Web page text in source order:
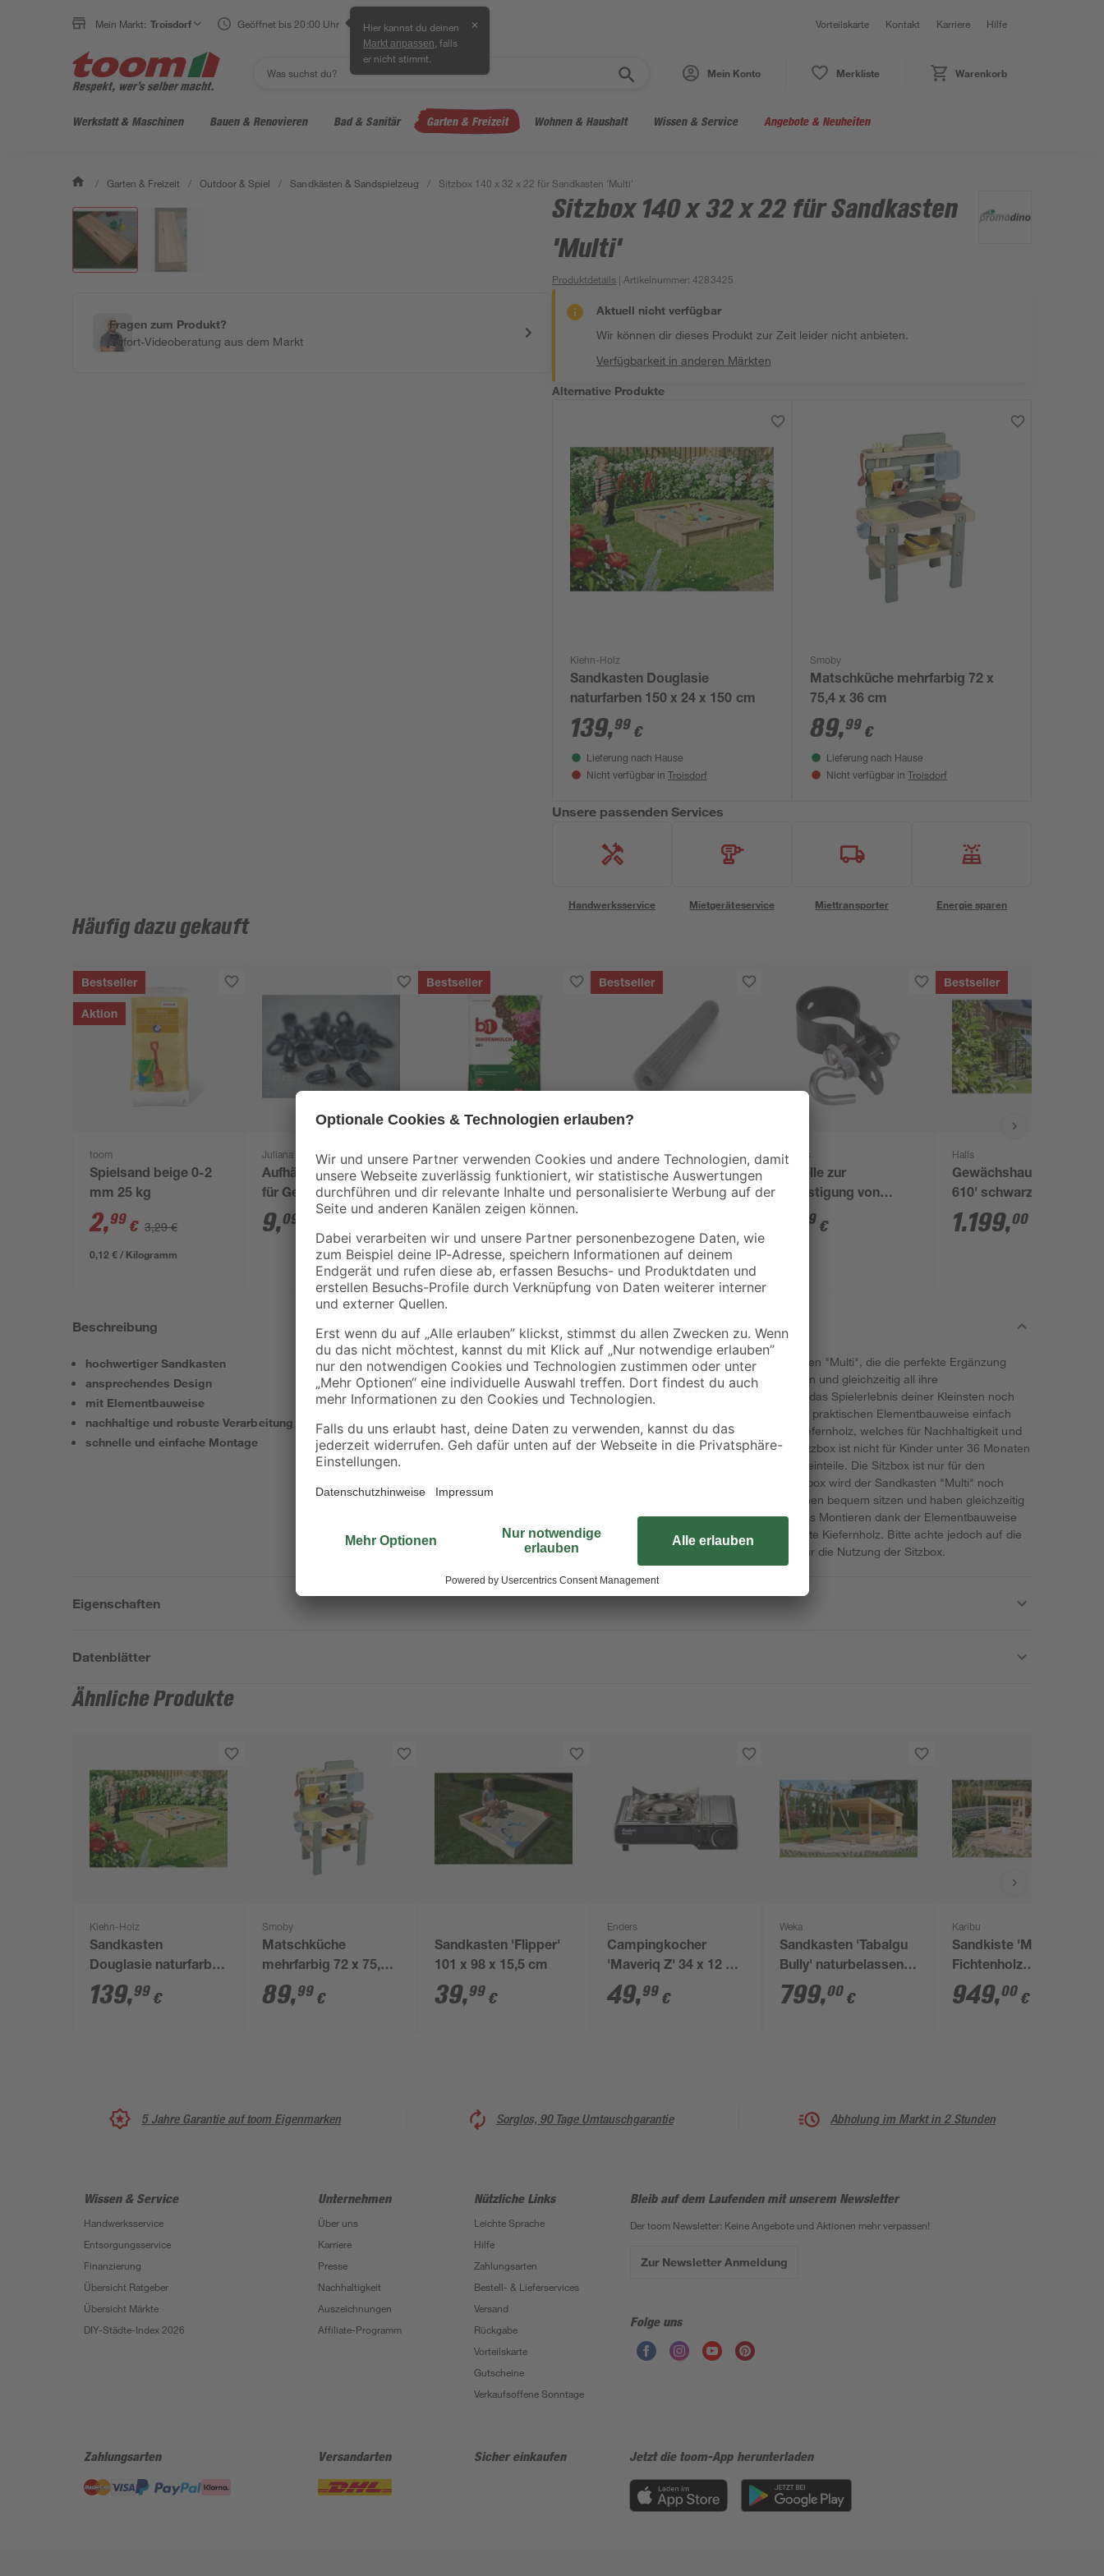
Mein Markt: Troisdorf Geöffnet bis 20:00 Uhr Hier kannst du deinen
Markt anpassen , falls
er nicht stimmt.
✕ Vorteilskarte Kontakt Karriere Hilfe
Mein Konto Merkliste Warenkorb
Werkstatt & Maschinen Bauen & Renovieren Bad & Sanitär Garten & Freizeit Wohnen & Haushalt Wissen & Service Angebote & Neuheiten
/ Garten & Freizeit / Outdoor & Spiel / Sandkästen & Sandspielzeug / Sitzbox 140 x 32 x 22 für Sandkasten 'Multi'
Fragen zum Produkt?
Sofort-Videoberatung aus dem Markt
Sitzbox 140 x 32 x 22 für Sandkasten
'Multi'
Produktdetails | Artikelnummer:4283425
Aktuell nicht verfügbar
Wir können dir dieses Produkt zur Zeit leider nicht anbieten.
Verfügbarkeit in anderen Märkten
Alternative Produkte
Kiehn-Holz
Sandkasten Douglasie
naturfarben 150 x 24 x 150 cm
139,99 €
Lieferung nach Hause
Nicht verfügbar in Troisdorf
Smoby
Matschküche mehrfarbig 72 x
75,4 x 36 cm
89,99 €
Lieferung nach Hause
Nicht verfügbar in Troisdorf
Unsere passenden Services
Handwerksservice Mietgeräteservice Miettransporter Energie sparen
Häufig dazu gekauft
Bestseller
Aktion
toom
Spielsand beige 0-2
mm 25 kg
2,99 € 3,29 €
0,12 € / Kilogramm
Juliana
Aufhängevorrichtungen
für Gewächshäuser
schwarz 20 Stück
9,09
Bestseller
B1
Rindenmulch 0-40
mm 40 l
3,99
0,10 € / Liter
Bestseller
toom
Wühlmausgitter für
Hochbeete 2,1 x 1,1 m
15,99 € / Pack
Alberts
Schelle zur
Befestigung von
Geflechtspannstäben
anthrazit Ø 3,4 cm
79 €
Bestseller
Halls
Gewächshaus 'Qube
610' schwarz 188,8 x
312,6 cm mit 3 mm
Sicherheitsglas
1.199,00
Beschreibung
hochwertiger Sandkasten
ansprechendes Design
mit Elementbauweise
nachhaltige und robuste Verarbeitung
schnelle und einfache Montage
Entdecke die optionale Sitzbox für den Sandkasten "Multi", die die perfekte Ergänzung
darstellt. Hier können deine Kinder bequem sitzen und gleichzeitig all ihre
Sandkastenspielzeuge verstauen. Dadurch wird das Spielerlebnis deiner Kleinsten noch
weiter gesteigert. Die Sitzbox lässt sich dank der praktischen Elementbauweise einfach
montieren. Sie besteht aus FSC-zertifiziertem Kiefernholz, welches für Nachhaltigkeit und
Umweltfreundlichkeit steht. Bitte beachte: Die Sitzbox ist nicht für Kinder unter 36 Monaten
geeignet. Es besteht Erstickungsgefahr durch Kleinteile. Die Sitzbox ist nur für den
Hausgebrauch bestimmt. Mit der optionalen Sitzbox wird der Sandkasten "Multi" noch
komfortabler und funktionaler. Deine Kinder können bequem sitzen und haben gleichzeitig
all ihre Spielsachen griffbereit. Genieße einfaches Montieren dank der Elementbauweise
und vertraue auf das hochwertige FSC-zertifizierte Kiefernholz. Bitte achte jedoch auf die
Sicherheitshinweise und das empfohlene Alter für die Nutzung der Sitzbox.
Eigenschaften
Datenblätter
Ähnliche Produkte
Kiehn-Holz
Sandkasten
Douglasie naturfarben
150 x 24 x 150 cm
139,99 €
Smoby
Matschküche
mehrfarbig 72 x 75,4 x
36 cm
89,99 €
Sandkasten 'Flipper'
101 x 98 x 15,5 cm
39,99 €
Enders
Campingkocher
'Maveriq Z' 34 x 12 x
28 cm
49,99 €
Weka
Sandkasten 'Tabalgu
Bully' naturbelassen
214 x 173 x 270 cm
799,00 €
Karibu
Sandkiste 'Max'
Fichtenholz
naturbelassen 111,5 x
122,5 x 135,5 cm
949,00 €
5 Jahre Garantie auf toom Eigenmarken Sorglos, 90 Tage Umtauschgarantie Abholung im Markt in 2 Stunden
Wissen & Service
Handwerksservice
Entsorgungsservice
Finanzierung
Übersicht Ratgeber
Übersicht Märkte
DIY-Städte-Index 2026
Unternehmen
Über uns
Karriere
Presse
Nachhaltigkeit
Auszeichnungen
Affiliate-Programm
Nützliche Links
Leichte Sprache
Hilfe
Zahlungsarten
Bestell- & Lieferservices
Versand
Rückgabe
Vorteilskarte
Gutscheine
Verkaufsoffene Sonntage
Bleib auf dem Laufenden mit unserem Newsletter
Der toom Newsletter: Keine Angebote und Aktionen mehr verpassen!
Zur Newsletter Anmeldung
Folge uns
Zahlungsarten Versandarten Sicher einkaufen Jetzt die toom-App herunterladen